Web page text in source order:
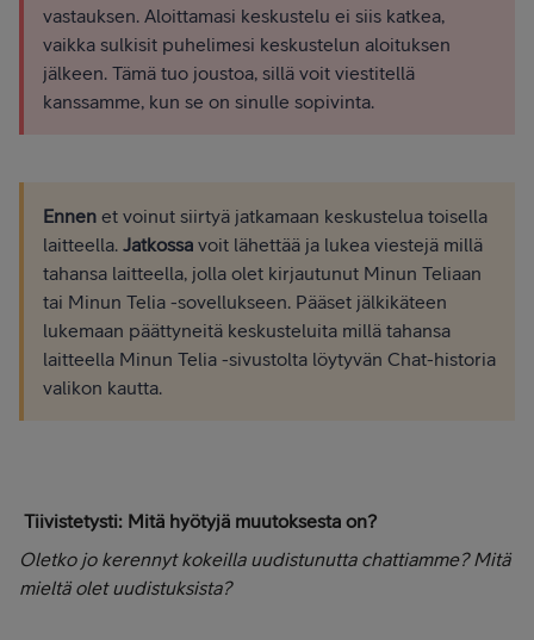
vastauksen. Aloittamasi keskustelu ei siis katkea,
vaikka sulkisit puhelimesi keskustelun aloituksen
jälkeen. Tämä tuo joustoa, sillä voit viestitellä
kanssamme, kun se on sinulle sopivinta.
Ennen et voinut siirtyä jatkamaan keskustelua toisella
laitteella. Jatkossa voit lähettää ja lukea viestejä millä
tahansa laitteella, jolla olet kirjautunut Minun Teliaan
tai Minun Telia -sovellukseen. Pääset jälkikäteen
lukemaan päättyneitä keskusteluita millä tahansa
laitteella Minun Telia -sivustolta löytyvän Chat-historia
valikon kautta.
Tiivistetysti: Mitä hyötyjä muutoksesta on?
Oletko jo kerennyt kokeilla uudistunutta chattiamme? Mitä
mieltä olet uudistuksista?